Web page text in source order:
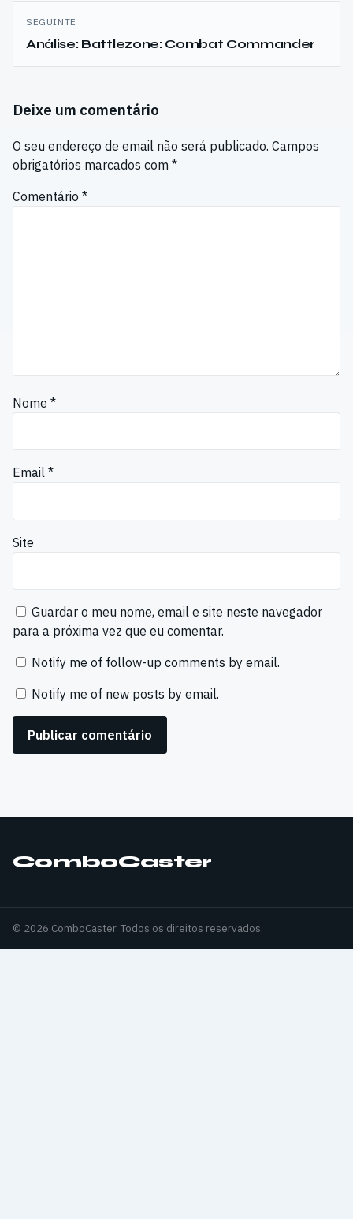
artigos
SEGUINTE
Análise: Battlezone: Combat Commander
Deixe um comentário
O seu endereço de email não será publicado. Campos
obrigatórios marcados com *
Comentário *
Nome *
Email *
Site
Guardar o meu nome, email e site neste navegador
para a próxima vez que eu comentar.
Notify me of follow-up comments by email.
Notify me of new posts by email.
ComboCaster
© 2026 ComboCaster. Todos os direitos reservados.